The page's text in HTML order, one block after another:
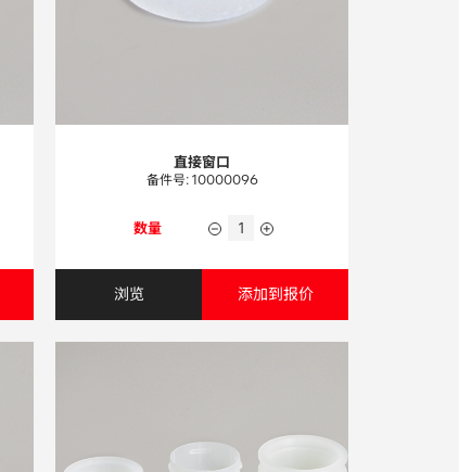
直接窗口
备件号: 10000096
数量
浏览 添加到报价